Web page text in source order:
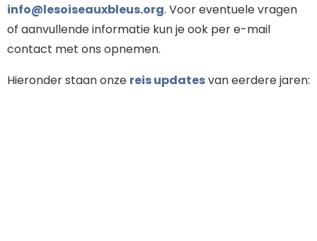
info@lesoiseauxbleus.org. Voor eventuele vragen
of aanvullende informatie kun je ook per e-mail
contact met ons opnemen.
Hieronder staan onze reis updatesvan eerdere jaren: